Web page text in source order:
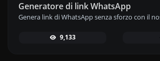
Generatore di link WhatsApp
9,133